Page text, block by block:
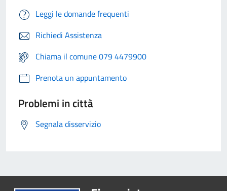
Leggi le domande frequenti
Richiedi Assistenza
Chiama il comune 079 4479900
Prenota un appuntamento
Problemi in città
Segnala disservizio